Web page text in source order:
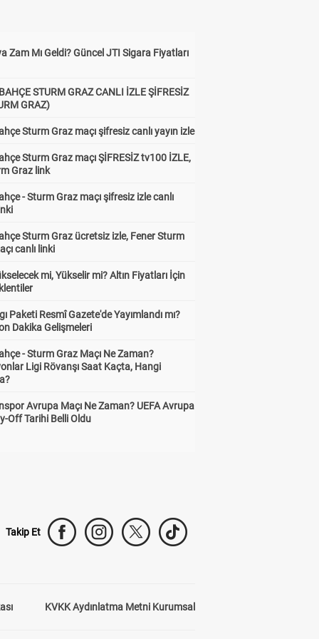
Zam Mı Geldi? Güncel JTI Sigara Fiyatları
STURM GRAZ CANLI İZLE ŞİFRESİZ
GRAZ)
Sturm Graz maçı şifresiz canlı yayın izle
Sturm Graz maçı ŞİFRESİZ tv100 İZLE,
Graz link
- Sturm Graz maçı şifresiz izle canlı
Sturm Graz ücretsiz izle, Fener Sturm
canlı linki
mi, Yükselir mi? Altın Fiyatları İçin
Paketi Resmî Gazete'de Yayımlandı mı?
Dakika Gelişmeleri
- Sturm Graz Maçı Ne Zaman?
Ligi Rövanşı Saat Kaçta, Hangi
Avrupa Maçı Ne Zaman? UEFA Avrupa
Off Tarihi Belli Oldu
Takip Et
KVKK Aydınlatma Metni Kurumsal